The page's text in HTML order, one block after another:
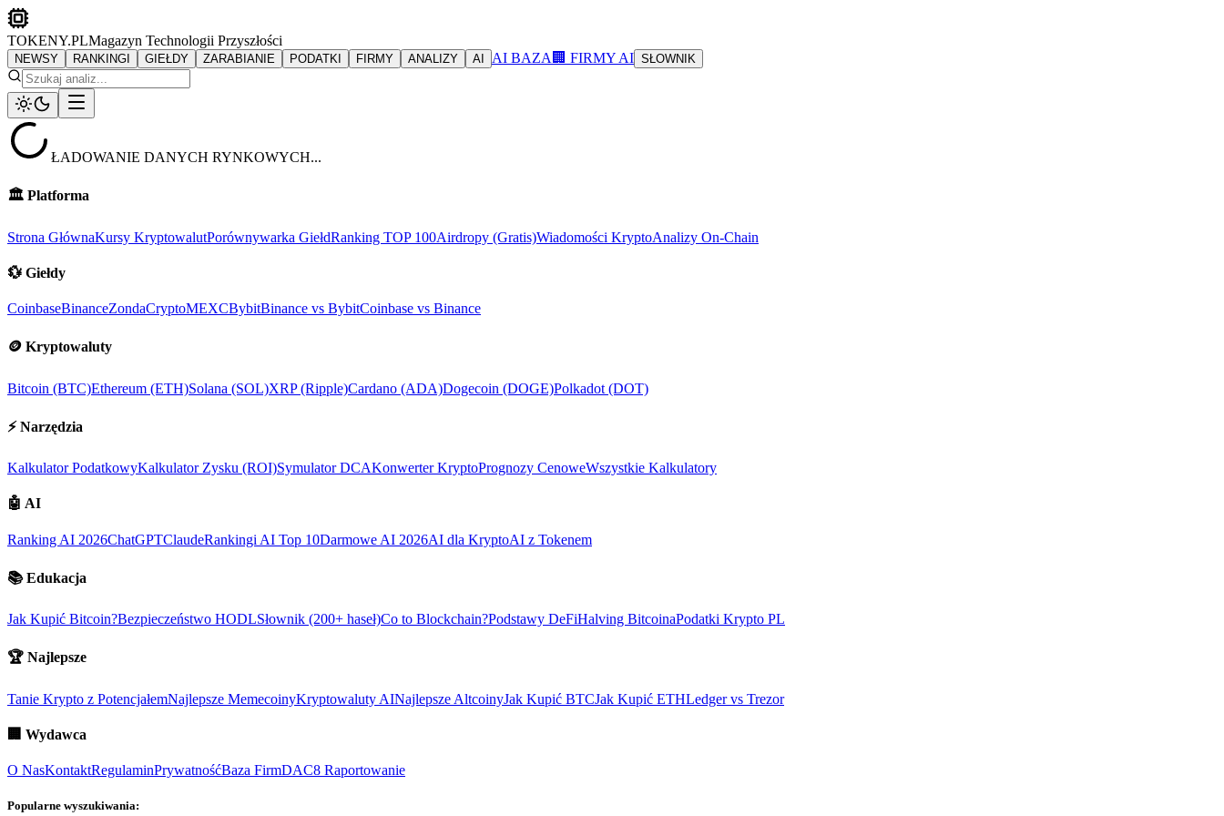
TOKENY.PLMagazyn Technologii Przyszłości
NEWSY RANKINGI GIEŁDY ZARABIANIE PODATKI FIRMY ANALIZY AI AI BAZA 🏢 FIRMY AI SŁOWNIK
ŁADOWANIE DANYCH RYNKOWYCH...
🏛️ Platforma
Strona GłównaKursy KryptowalutPorównywarka GiełdRanking TOP 100Airdropy (Gratis)Wiadomości KryptoAnalizy On-Chain
💱 Giełdy
CoinbaseBinanceZondaCryptoMEXCBybitBinance vs BybitCoinbase vs Binance
🪙 Kryptowaluty
Bitcoin (BTC)Ethereum (ETH)Solana (SOL)XRP (Ripple)Cardano (ADA)Dogecoin (DOGE)Polkadot (DOT)
⚡ Narzędzia
Kalkulator PodatkowyKalkulator Zysku (ROI)Symulator DCAKonwerter KryptoPrognozy CenoweWszystkie Kalkulatory
🤖 AI
Ranking AI 2026ChatGPTClaudeRankingi AI Top 10Darmowe AI 2026AI dla KryptoAI z Tokenem
📚 Edukacja
Jak Kupić Bitcoin?Bezpieczeństwo HODLSłownik (200+ haseł)Co to Blockchain?Podstawy DeFiHalving BitcoinaPodatki Krypto PL
🏆 Najlepsze
Tanie Krypto z PotencjałemNajlepsze MemecoinyKryptowaluty AINajlepsze AltcoinyJak Kupić BTCJak Kupić ETHLedger vs Trezor
🏢 Wydawca
O NasKontaktRegulaminPrywatnośćBaza FirmDAC8 Raportowanie
Popularne wyszukiwania: